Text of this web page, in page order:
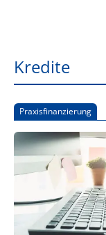
Kredite
Praxisfinanzierung